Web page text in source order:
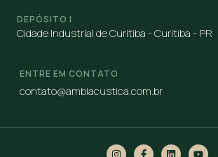
DEPÓSITO I
Cidade Industrial de Curitiba - Curitiba - PR
ENTRE EM CONTATO
contato@ambiacustica.com.br